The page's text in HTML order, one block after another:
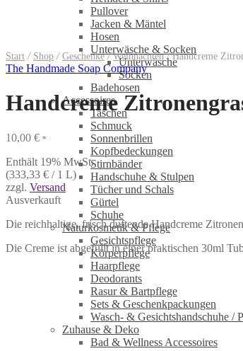
Pullover
Jacken & Mäntel
Hosen
Unterwäsche & Socken
Unterwäsche
Socken
Badehosen
Accessoires
Taschen
Schmuck
Sonnenbrillen
Kopfbedeckungen
Stirnbänder
Handschuhe & Stulpen
Tücher und Schals
Gürtel
Schuhe
Naturkosmetik & Pflege
Gesichtspflege
Körperpflege
Haarpflege
Deodorants
Rasur & Bartpflege
Sets & Geschenkpackungen
Wasch‑ & Gesichtshandschuhe /
Zuhause & Deko
Bad & Wellness Accessoires
Start / Shop / Geschenke / Weihnachten /Handcreme
The Handmade Soap Company
Handcreme
10,00 € *
Enthält 19% MwSt.
(333,33 € / 1 L)
zzgl. Versand
Ausverkauft
Die reichhaltige, frisch duftende Handcreme
Die Creme ist abgefüllt in einer praktischen 30ml